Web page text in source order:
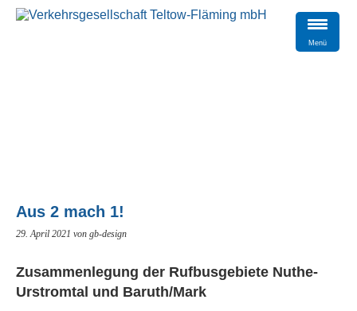
Aus 2 mach 1!
29. April 2021 von gb-design
Zusammenlegung der Rufbusgebiete Nuthe-
Urstromtal und Baruth/Mark
Menü